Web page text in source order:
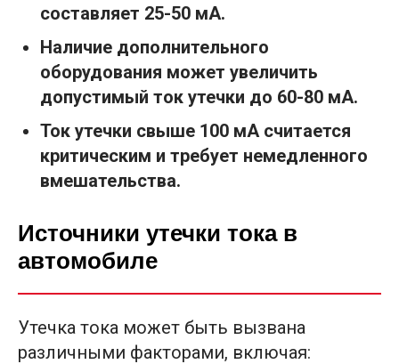
составляет 25-50 мА.
Наличие дополнительного
оборудования может увеличить
допустимый ток утечки до 60-80 мА.
Ток утечки свыше 100 мА считается
критическим и требует немедленного
вмешательства.
Источники утечки тока в
автомобиле
Утечка тока может быть вызвана
различными факторами, включая: